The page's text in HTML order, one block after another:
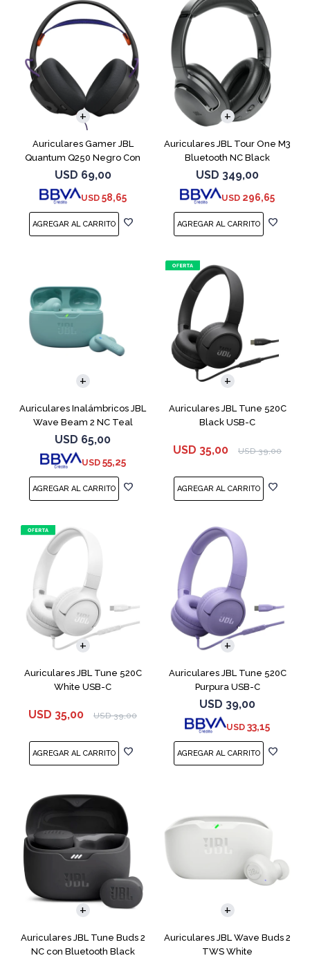
Auriculares Gamer JBL
Quantum Q250 Negro Con
Micrófono
USD 69,00
USD 58,65
Auriculares JBL Tour One M3
Bluetooth NC Black
USD 349,00
USD 296,65
Auriculares Inalámbricos JBL
Wave Beam 2 NC Teal
USD 65,00
USD 55,25
Auriculares JBL Tune 520C
Black USB-C
USD 35,00 USD 39,00
Auriculares JBL Tune 520C
White USB-C
USD 35,00 USD 39,00
Auriculares JBL Tune 520C
Purpura USB-C
USD 39,00
USD 33,15
Auriculares JBL Tune Buds 2
NC con Bluetooth Black
Auriculares JBL Wave Buds 2
TWS White